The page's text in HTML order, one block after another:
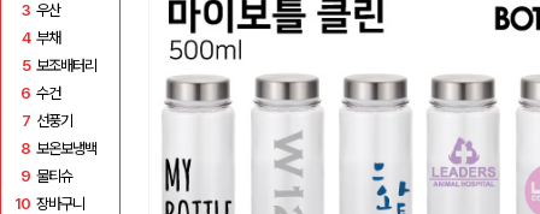
3 우산
4 부채
5 보조배터리
6 수건
7 선풍기
8 보온보냉백
9 물티슈
10 장바구니